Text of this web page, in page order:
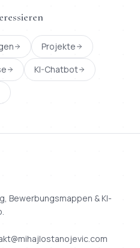
Projekte
KI-Chatbot
Bewerbungsmappen & KI-